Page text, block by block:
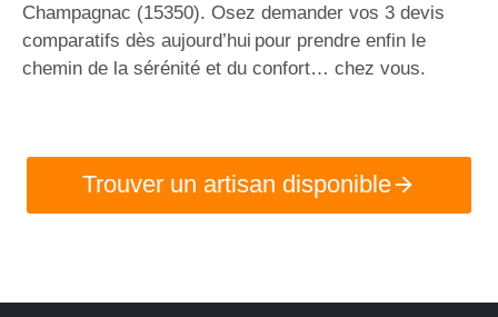
Champagnac (15350). Osez demander vos 3 devis
comparatifs dès aujourd’hui pour prendre enfin le
chemin de la sérénité et du confort… chez vous.
Trouver un artisan disponible